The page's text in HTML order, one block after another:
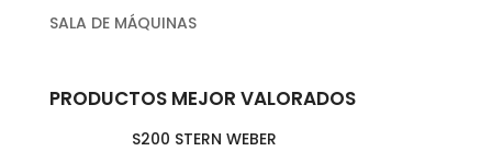
SALA DE MÁQUINAS
PRODUCTOS MEJOR VALORADOS
S200 STERN WEBER